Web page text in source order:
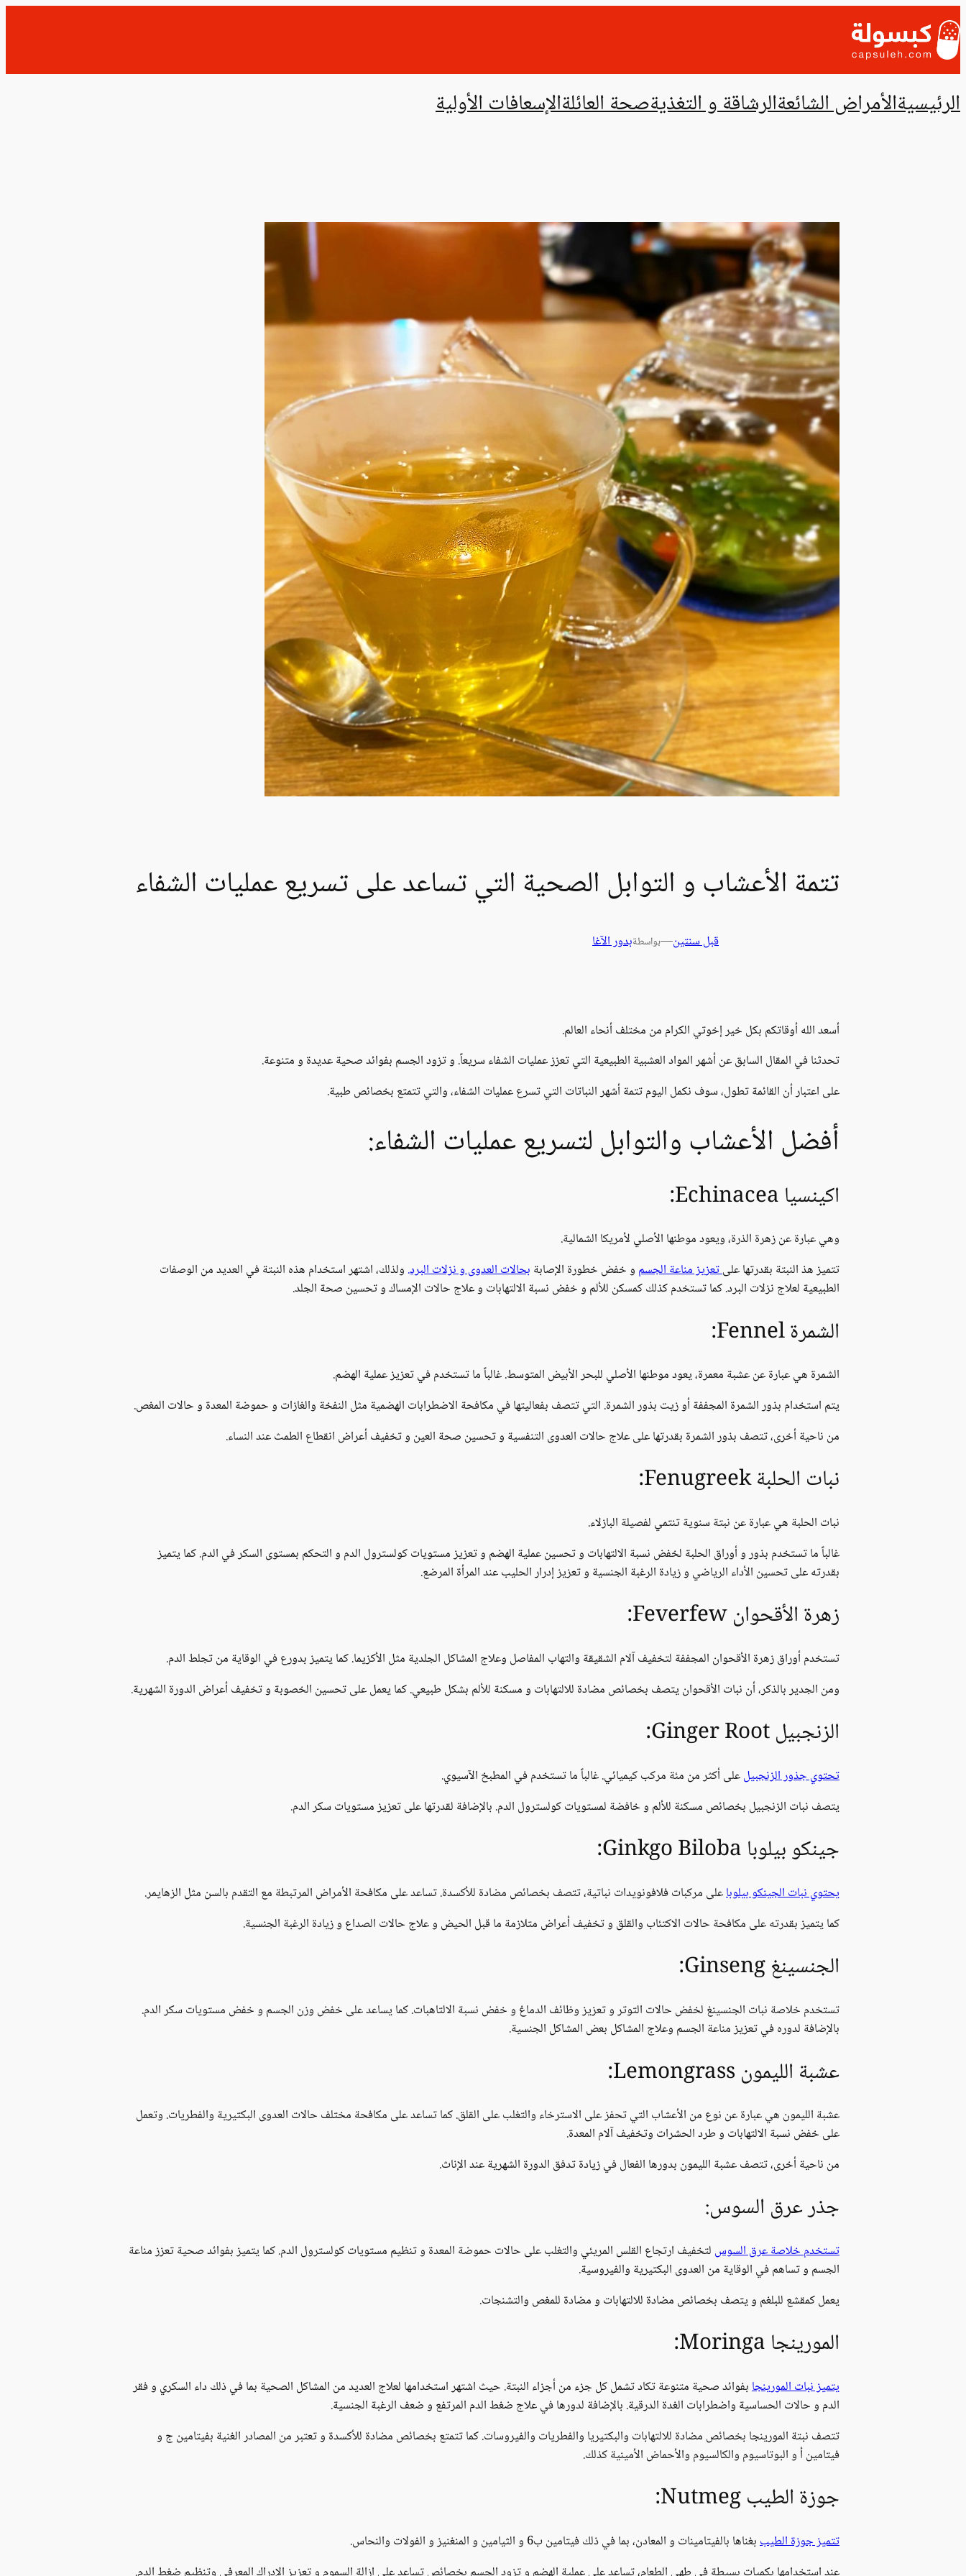
إلى
المحتوى
الرئيسيةالأمراض الشائعةالرشاقة و التغذيةصحة العائلةالإسعافات الأولية
تتمة الأعشاب و التوابل الصحية التي تساعد على تسريع عمليات الشفاء
قبل سنتين—بواسطةبدور الآغا
أسعد الله أوقاتكم بكل خير إخوتي الكرام من مختلف أنحاء العالم.
تحدثنا في المقال السابق عن أشهر المواد العشبية الطبيعية التي تعزز عمليات الشفاء سريعاً. و تزود الجسم بفوائد صحية عديدة و متنوعة.
على اعتبار أن القائمة تطول، سوف نكمل اليوم تتمة أشهر النباتات التي تسرع عمليات الشفاء، والتي تتمتع بخصائص طبية.
أفضل الأعشاب والتوابل لتسريع عمليات الشفاء:
اكينسيا Echinacea:
وهي عبارة عن زهرة الذرة، ويعود موطنها الأصلي لأمريكا الشمالية.
تتميز هذ النبتة بقدرتها علىتعزيز مناعة الجسم و خفض خطورة الإصابة بحالات العدوى و نزلات البرد. ولذلك، اشتهر استخدام هذه النبتة في العديد من الوصفات
الطبيعية لعلاج نزلات البرد. كما تستخدم كذلك كمسكن للألم و خفض نسبة الالتهابات و علاج حالات الإمساك و تحسين صحة الجلد.
الشمرة Fennel:
الشمرة هي عبارة عن عشبة معمرة، يعود موطنها الأصلي للبحر الأبيض المتوسط. غالباً ما تستخدم في تعزيز عملية الهضم.
يتم استخدام بذور الشمرة المجففة أو زيت بذور الشمرة. التي تتصف بفعاليتها في مكافحة الاضطرابات الهضمية مثل النفخة والغازات و حموضة المعدة و حالات المغص.
من ناحية أخرى، تتصف بذور الشمرة بقدرتها على علاج حالات العدوى التنفسية و تحسين صحة العين و تخفيف أعراض انقطاع الطمث عند النساء.
نبات الحلبة Fenugreek:
نبات الحلبة هي عبارة عن نبتة سنوية تنتمي لفصيلة البازلاء.
غالباً ما تستخدم بذور و أوراق الحلبة لخفض نسبة الالتهابات و تحسين عملية الهضم و تعزيز مستويات كولسترول الدم و التحكم بمستوى السكر في الدم. كما يتميز
بقدرته على تحسين الأداء الرياضي و زيادة الرغبة الجنسية و تعزيز إدرار الحليب عند المرأة المرضع.
زهرة الأقحوان Feverfew:
تستخدم أوراق زهرة الأقحوان المجففة لتخفيف آلام الشقيقة والتهاب المفاصل وعلاج المشاكل الجلدية مثل الأكزيما. كما يتميز بدورع في الوقاية من تجلط الدم.
ومن الجدير بالذكر، أن نبات الأقحوان يتصف بخصائص مضادة للالتهابات و مسكنة للألم بشكل طبيعي. كما يعمل على تحسين الخصوبة و تخفيف أعراض الدورة الشهرية.
الزنجبيل Ginger Root:
تحتوي جذور الزنجبيلعلى أكثر من مئة مركب كيميائي. غالباً ما تستخدم في المطبخ الآسيوي.
يتصف نبات الزنجبيل بخصائص مسكنة للألم و خافضة لمستويات كولسترول الدم. بالإضافة لقدرتها على تعزيز مستويات سكر الدم.
جينكو بيلوبا Ginkgo Biloba:
يحتوي نبات الجينكو بيلوباعلى مركبات فلافونويدات نباتية، تتصف بخصائص مضادة للأكسدة. تساعد على مكافحة الأمراض المرتبطة مع التقدم بالسن مثل الزهايمر.
كما يتميز بقدرته على مكافحة حالات الاكتئاب والقلق و تخفيف أعراض متلازمة ما قبل الحيض و علاج حالات الصداع و زيادة الرغبة الجنسية.
الجنسينغ Ginseng:
تستخدم خلاصة نبات الجنسينغ لخفض حالات التوتر و تعزيز وظائف الدماغ و خفض نسبة الالتاهبات. كما يساعد على خفض وزن الجسم و خفض مستويات سكر الدم.
بالإضافة لدوره في تعزيز مناعة الجسم وعلاج المشاكل بعض المشاكل الجنسية.
عشبة الليمون Lemongrass:
عشبة الليمون هي عبارة عن نوع من الأعشاب التي تحفز على الاسترخاء والتغلب على القلق. كما تساعد على مكافحة مختلف حالات العدوى البكتيرية والفطريات. وتعمل
على خفض نسبة الالتهابات و طرد الحشرات وتخفيف آلام المعدة.
من ناحية أخرى، تتصف عشبة الليمون بدورها الفعال في زيادة تدفق الدورة الشهرية عند الإناث.
جذر عرق السوس:
تستخدم خلاصة عرق السوس لتخفيف ارتجاع القلس المريئي والتغلب على حالات حموضة المعدة و تنظيم مستويات كولسترول الدم. كما يتميز بفوائد صحية تعزز مناعة
الجسم و تساهم في الوقاية من العدوى البكتيرية والفيروسية.
يعمل كمقشع للبلغم و يتصف بخصائص مضادة للالتهابات و مضادة للمغص والتشنجات.
المورينجا Moringa:
يتميز نبات المورينجابفوائد صحية متنوعة تكاد تشمل كل جزء من أجزاء النبتة. حيث اشتهر استخدامها لعلاج العديد من المشاكل الصحية بما في ذلك داء السكري و فقر
الدم و حالات الحساسية واضطرابات الغدة الدرقية. بالإضافة لدورها في علاج ضغط الدم المرتفع و ضعف الرغبة الجنسية.
تتصف نبتة المورينجا بخصائص مضادة للالتهابات والبكتيريا والفطريات والفيروسات. كما تتمتع بخصائص مضادة للأكسدة و تعتبر من المصادر الغنية بفيتامين ج و
فيتامين أ و البوتاسيوم والكالسيوم والأحماض الأمينية كذلك.
جوزة الطيب Nutmeg:
تتميز جوزة الطيببغناها بالفيتامينات و المعادن، بما في ذلك فيتامين ب6 و الثيامين و المنغنيز و الفولات والنحاس.